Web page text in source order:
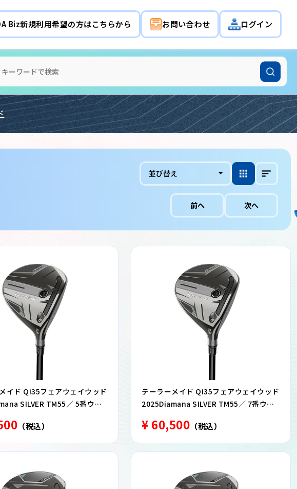
Biz新規利用希望の方はこちらから お問い合わせ ログイン
並び替え
前へ 次へ
イド Qi35フェアウェイウッド
SILVER TM55／ 5番ウッ
（税込）
テーラーメイド Qi35フェアウェイウッド
2025Diamana SILVER TM55／ 7番ウッ
¥ 60,500 （税込）